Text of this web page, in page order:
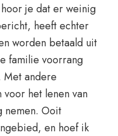
je dat er weinig
heeft echter
worden betaald uit
familie voorrang
Met andere
het lenen van
nemen. Ooit
en hoef ik